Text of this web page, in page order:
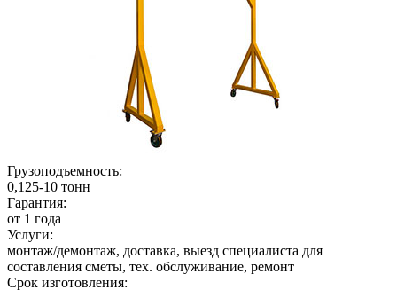
Грузоподъемность:
0,125-10 тонн
Гарантия:
от 1 года
Услуги:
монтаж/демонтаж, доставка, выезд специалиста для
составления сметы, тех. обслуживание, ремонт
Срок изготовления: